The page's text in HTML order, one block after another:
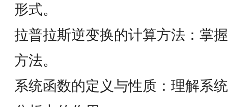
形式。
拉普拉斯逆变换的计算方法：掌
方法。
系统函数的定义与性质：理解系